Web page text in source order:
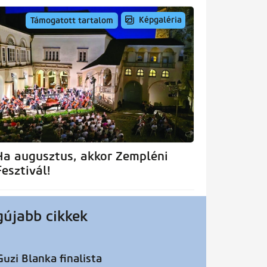
Támogatott tartalom Képgaléria
augusztus, akkor Zempléni
cikkek
Blanka finalista